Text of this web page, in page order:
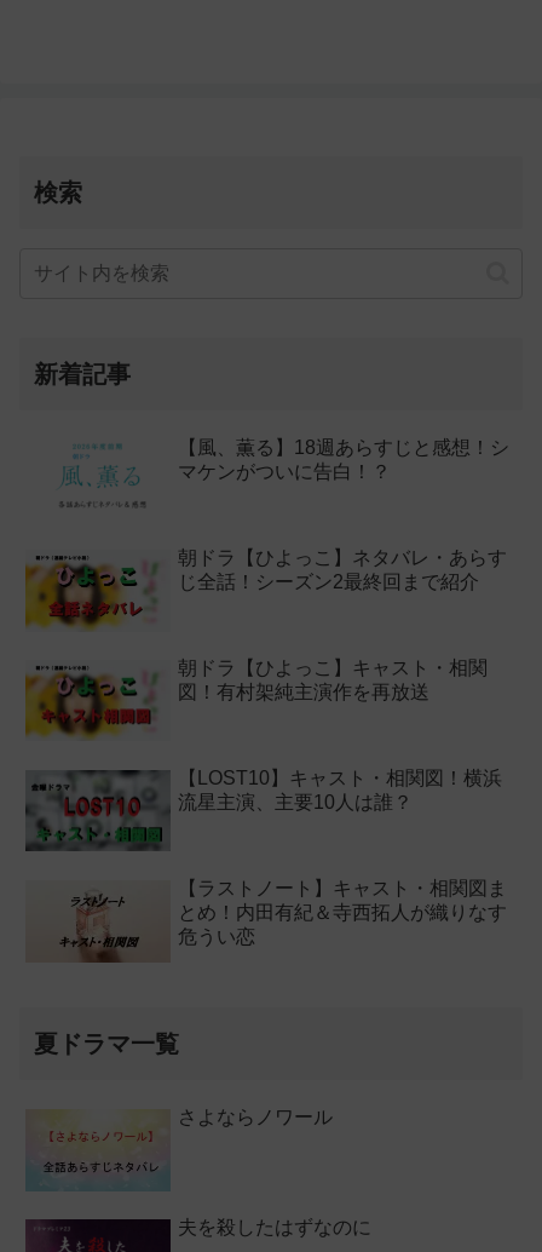
検索
新着記事
【風、薫る】18週あらすじと感想！シ
マケンがついに告白！？
朝ドラ【ひよっこ】ネタバレ・あらす
じ全話！シーズン2最終回まで紹介
朝ドラ【ひよっこ】キャスト・相関
図！有村架純主演作を再放送
【LOST10】キャスト・相関図！横浜
流星主演、主要10人は誰？
【ラストノート】キャスト・相関図ま
とめ！内田有紀＆寺西拓人が織りなす
危うい恋
夏ドラマ一覧
さよならノワール
夫を殺したはずなのに